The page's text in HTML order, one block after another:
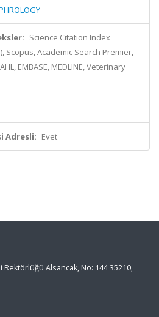
Science Citation Index
Scopus, Academic Search Premier,
EMBASE, MEDLINE, Veterinary
Adresli: Evet
Alsancak, No: 144 35210,